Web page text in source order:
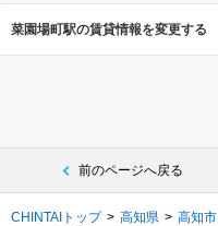
菜園場町駅の賃貸情報を変更する
前のページへ戻る
CHINTAIトップ 高知県 高知市